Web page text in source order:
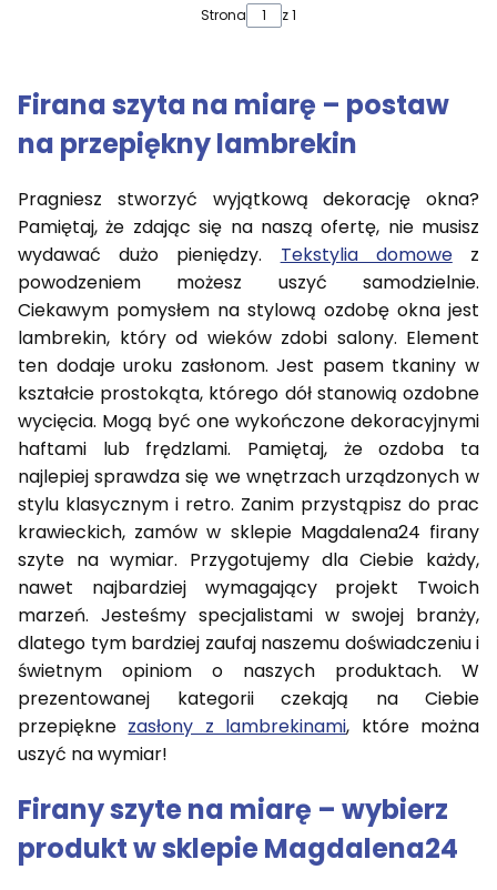
Strona z 1
Firana szyta na miarę – postaw
na przepiękny lambrekin
Pragniesz stworzyć wyjątkową dekorację okna?
Pamiętaj, że zdając się na naszą ofertę, nie musisz
wydawać dużo pieniędzy. Tekstylia domowez
powodzeniem możesz uszyć samodzielnie.
Ciekawym pomysłem na stylową ozdobę okna jest
lambrekin, który od wieków zdobi salony. Element
ten dodaje uroku zasłonom. Jest pasem tkaniny w
kształcie prostokąta, którego dół stanowią ozdobne
wycięcia. Mogą być one wykończone dekoracyjnymi
haftami lub frędzlami. Pamiętaj, że ozdoba ta
najlepiej sprawdza się we wnętrzach urządzonych w
stylu klasycznym i retro. Zanim przystąpisz do prac
krawieckich, zamów w sklepie Magdalena24 firany
szyte na wymiar. Przygotujemy dla Ciebie każdy,
nawet najbardziej wymagający projekt Twoich
marzeń. Jesteśmy specjalistami w swojej branży,
dlatego tym bardziej zaufaj naszemu doświadczeniu i
świetnym opiniom o naszych produktach. W
prezentowanej kategorii czekają na Ciebie
przepiękne zasłony z lambrekinami, które można
uszyć na wymiar!
Firany szyte na miarę – wybierz
produkt w sklepie Magdalena24